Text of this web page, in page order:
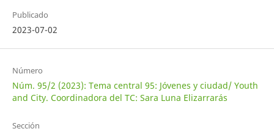
Publicado
2023-07-02
Número
Núm. 95/2 (2023): Tema central 95: Jóvenes y ciudad/ Youth
and City. Coordinadora del TC: Sara Luna Elizarrarás
Sección